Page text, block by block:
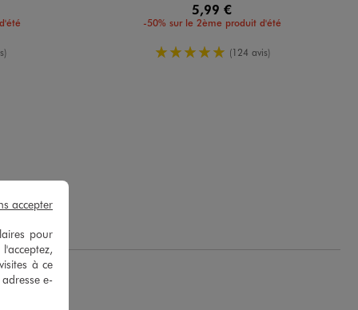
5,99 €
-50% sur le 2ème produit d'été
5/5 de moyenne
(124 avis)
pour
à ce
e-
accepter